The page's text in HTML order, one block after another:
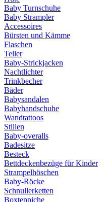
Baby Turnschuhe
Baby Strampler
Accessoires
Bürsten und Kämme
Flaschen
Teller
Baby-Strickjacken
Nachtlichter
Trinkbecher
Bäder
Babysandalen
Babyhandschuhe
Wandtattoos
Stillen
Baby-overalls
Badesitze
Besteck
Bettdeckenbezüge für Kinder
Strampelhöschen
Baby-Röcke
Schnullerketten
Boxteppiche